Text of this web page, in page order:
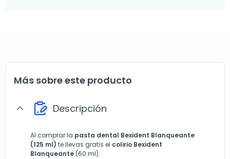
Más sobre este producto
expand_more Descripción
Al comprar la pasta dental Bexident Blanqueante
(125 ml) te llevas gratis el colirio Bexident
Blanqueante (60 ml).